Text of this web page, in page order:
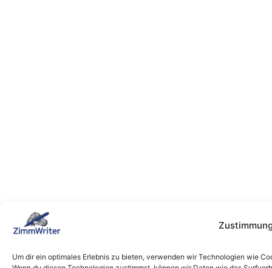
Um dir ein optimales Erlebnis zu bieten, verwenden wir Technologien wie